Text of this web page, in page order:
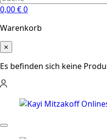
0,00€0
Warenkorb
×
Es befinden sich keine